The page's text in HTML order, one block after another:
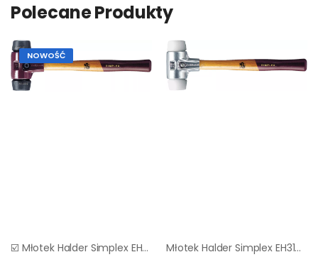
Polecane Produkty
NOWOŚĆ
☑️ Młotek Halder Simplex EH3002 80 mm (średnio-twarda guma) ▷▷ Młotek Halder Simplex EH3107 60 mm (super plastik)